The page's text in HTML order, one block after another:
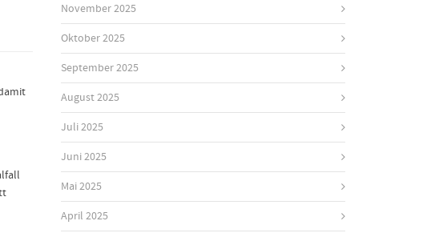
November 2025
Oktober 2025
September 2025
August 2025
Juli 2025
Juni 2025
Mai 2025
April 2025